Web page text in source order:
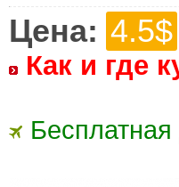
Цена: 4.5$
Как и где